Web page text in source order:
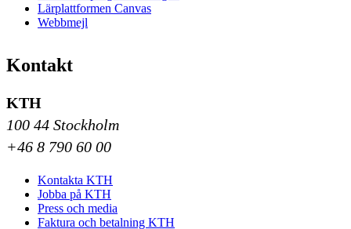
Lärplattformen Canvas
Webbmejl
Kontakt
KTH
100 44 Stockholm
+46 8 790 60 00
Kontakta KTH
Jobba på KTH
Press och media
Faktura och betalning KTH